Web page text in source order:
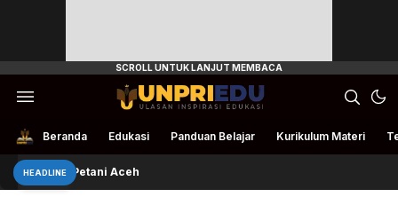
UnpriEdu
Ulasan Inspirasi Edukasi
Beranda Edukasi Panduan Belajar Kurikulum Materi
HEADLINE
Bantu Petani Aceh